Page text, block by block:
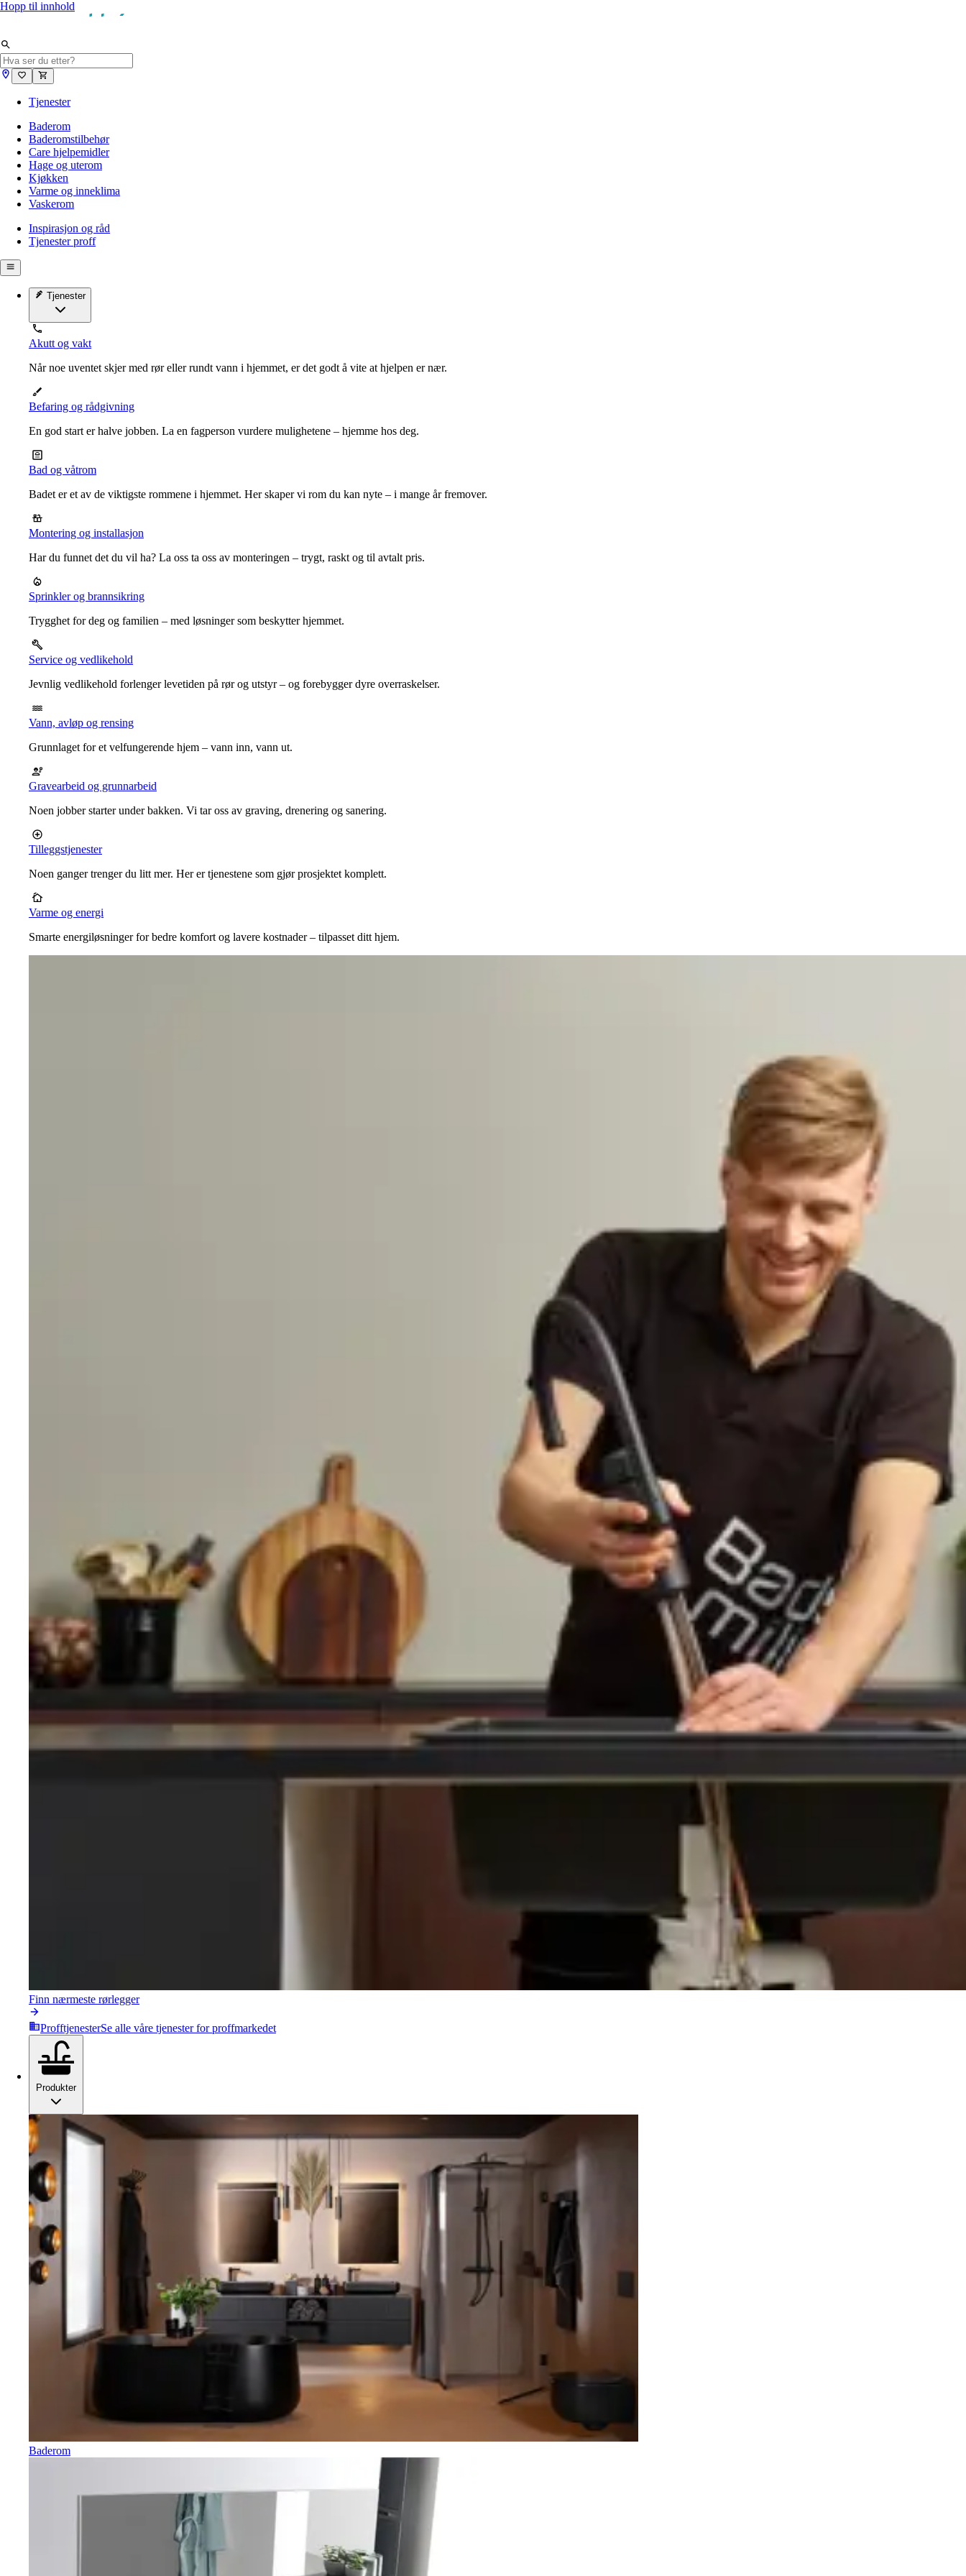
Hopp til innhold
Tjenester
Baderom
Baderomstilbehør
Care hjelpemidler
Hage og uterom
Kjøkken
Varme og inneklima
Vaskerom
Inspirasjon og råd
Tjenester proff
Tjenester
Akutt og vakt
Når noe uventet skjer med rør eller rundt vann i hjemmet, er det godt å vite at hjelpen er nær.
Befaring og rådgivning
En god start er halve jobben. La en fagperson vurdere mulighetene – hjemme hos deg.
Bad og våtrom
Badet er et av de viktigste rommene i hjemmet. Her skaper vi rom du kan nyte – i mange år fremover.
Montering og installasjon
Har du funnet det du vil ha? La oss ta oss av monteringen – trygt, raskt og til avtalt pris.
Sprinkler og brannsikring
Trygghet for deg og familien – med løsninger som beskytter hjemmet.
Service og vedlikehold
Jevnlig vedlikehold forlenger levetiden på rør og utstyr – og forebygger dyre overraskelser.
Vann, avløp og rensing
Grunnlaget for et velfungerende hjem – vann inn, vann ut.
Gravearbeid og grunnarbeid
Noen jobber starter under bakken. Vi tar oss av graving, drenering og sanering.
Tilleggstjenester
Noen ganger trenger du litt mer. Her er tjenestene som gjør prosjektet komplett.
Varme og energi
Smarte energiløsninger for bedre komfort og lavere kostnader – tilpasset ditt hjem.
Finn nærmeste rørlegger
ProfftjenesterSe alle våre tjenester for proffmarkedet
Produkter
Baderom